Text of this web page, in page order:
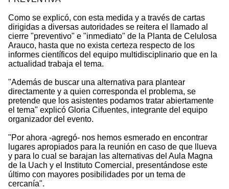
Como se explicó, con esta medida y a través de cartas
dirigidas a diversas autoridades se reitera el llamado al
cierre "preventivo" e "inmediato" de la Planta de Celulosa
Arauco, hasta que no exista certeza respecto de los
informes científicos del equipo multidisciplinario que en la
actualidad trabaja el tema.
"Además de buscar una alternativa para plantear
directamente y a quien corresponda el problema, se
pretende que los asistentes podamos tratar abiertamente
el tema" explicó Gloria Cifuentes, integrante del equipo
organizador del evento.
"Por ahora -agregó- nos hemos esmerado en encontrar
lugares apropiados para la reunión en caso de que llueva
y para lo cual se barajan las alternativas del Aula Magna
de la Uach y el Instituto Comercial, presentándose este
último con mayores posibilidades por un tema de
cercanía".